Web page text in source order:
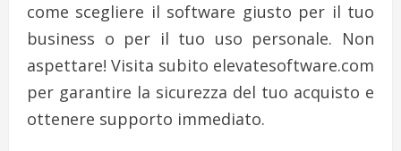
come scegliere il software giusto per il tuo
business o per il tuo uso personale. Non
aspettare! Visita subito elevatesoftware.com
per garantire la sicurezza del tuo acquisto e
ottenere supporto immediato.